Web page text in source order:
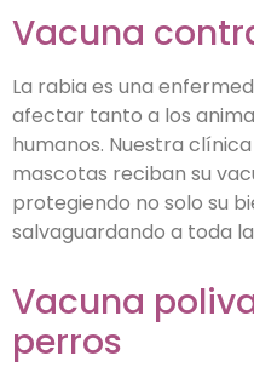
Vacuna
La rabia es una
afectar tanto a los
humanos. Nuestra
mascotas reciban su
protegiendo no solo su
salvaguardando a toda
Vacuna
perros